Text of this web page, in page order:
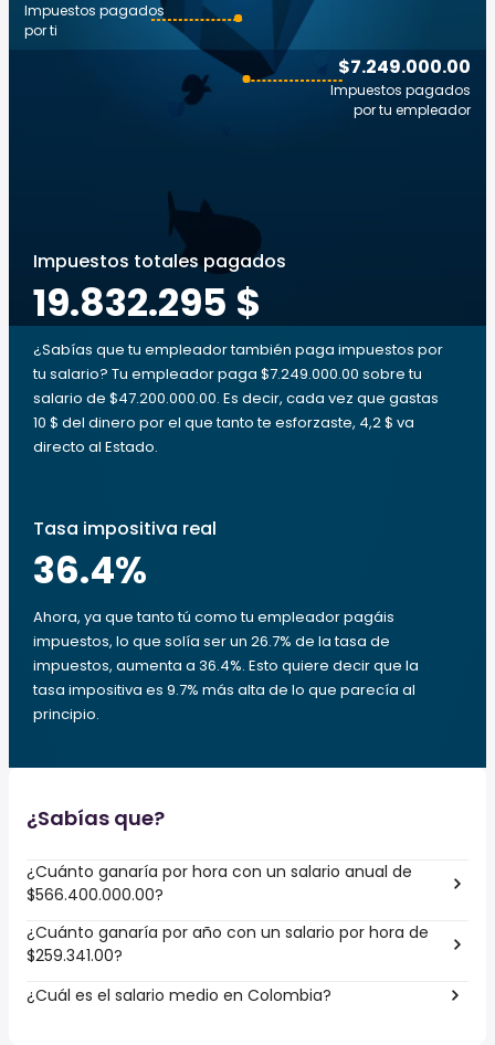
$7.249.000.00
Impuestos pagados
por tu empleador
Impuestos pagados
por ti
Impuestos totales pagados
19.832.295 $
¿Sabías que tu empleador también paga impuestos por
tu salario? Tu empleador paga $7.249.000.00 sobre tu
salario de $47.200.000.00. Es decir, cada vez que gastas
10 $ del dinero por el que tanto te esforzaste, 4,2 $ va
directo al Estado.
Tasa impositiva real
36.4%
Ahora, ya que tanto tú como tu empleador pagáis
impuestos, lo que solía ser un 26.7% de la tasa de
impuestos, aumenta a 36.4%. Esto quiere decir que la
tasa impositiva es 9.7% más alta de lo que parecía al
principio.
¿Sabías que?
¿Cuánto ganaría por hora con un salario anual de
$566.400.000.00?
¿Cuánto ganaría por año con un salario por hora de
$259.341.00?
¿Cuál es el salario medio en Colombia?